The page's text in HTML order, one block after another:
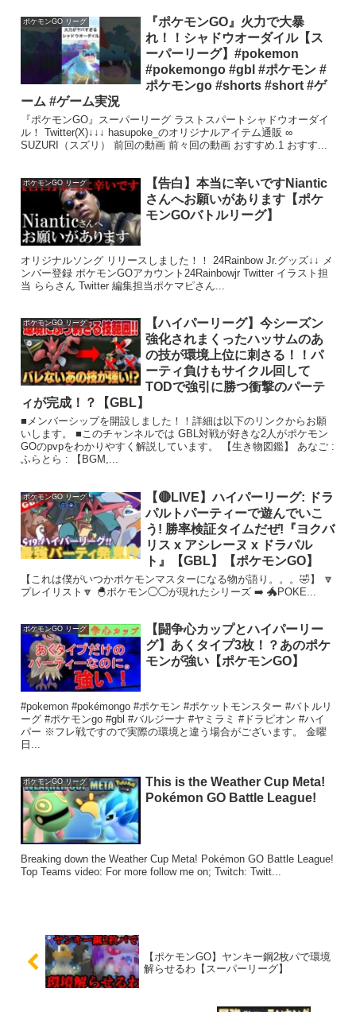
ポケモンGO リーグ
『ポケモンGO』火力で大暴
れ！！シャドウオーダイル【ス
ーパーリーグ】#pokemon
#pokemongo #gbl #ポケモン #
ポケモンgo #shorts #short #ゲ
ーム #ゲーム実況
『ポケモンGO』スーパーリーグ ラストスパートシャドウオーダイ
ル！ Twitter(X)↓↓↓ hasupoke_のオリジナルアイテム通販 ∞
SUZURI（スズリ） 前回の動画 前々回の動画 おすすめ.1 おすす...
ポケモンGO リーグ
【告白】本当に辛いですNiantic
さんへお願いがあります【ポケ
モンGOバトルリーグ】
オリジナルソング リリースしました！！ 24Rainbow Jr.グッズ↓↓ メ
ンバー登録 ポケモンGOアカウント24Rainbowjr Twitter イラスト担
当 ららさん Twitter 編集担当ポケマピさん...
ポケモンGO リーグ
【ハイパーリーグ】今シーズン
強化されまくったハッサムのあ
の技が環境上位に刺さる！！パ
ーティ負けもサイクル回して
TODで強引に勝つ衝撃のパーテ
ィが完成！？【GBL】
■メンバーシップを開設しました！！詳細は以下のリンクからお願
いします。 ■このチャンネルでは GBL対戦が好きな2人がポケモン
GOのpvpをわかりやすく解説しています。 【生き物図鑑】 あなご :
ふらとら : 【BGM,...
ポケモンGO リーグ
【🔴LIVE】ハイパーリーグ: ドラ
パルトパーティーで遊んでいこ
う! 勝率検証タイムだぜ!『ヨクバ
リス x アシレーヌ x ドラパル
ト』【GBL】【ポケモンGO】
【これは僕がいつかポケモンマスターになる物が語り。。。🤣】 🔽
プレイリスト🔽 🐣ポケモン◯◯が現れたシリーズ ➡️ 🐲POKE...
ポケモンGO リーグ
【闘争心カップとハイパーリー
グ】あくタイプ3枚！？あのポケ
モンが強い【ポケモンGO】
#pokemon #pokémongo #ポケモン #ポケットモンスター #バトルリ
ーグ #ポケモンgo #gbl #バルジーナ #ヤミラミ #ドラピオン #ハイ
パー ※フレ戦ですので実際の環境と違う場合がございます。 金曜
日...
ポケモンGO リーグ
This is the Weather Cup Meta!
Pokémon GO Battle League!
Breaking down the Weather Cup Meta! Pokémon GO Battle League!
Top Teams video: For more follow me on; Twitch: Twitt...
【ポケモンGO】ヤンキー鋼2枚パで環境
解らせるわ【スーパーリーグ】